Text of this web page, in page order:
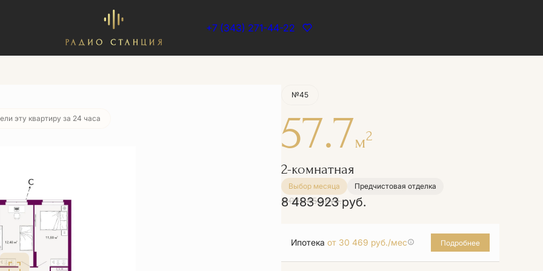
+7 (343) 271-44-22
эту квартиру за 24 часа
№45
57.7м2
2-комнатная
Выбор месяца Предчистовая отделка
9 025 450 руб.
8 483 923 руб.
Ипотека от 30 469 руб./мес Подробнее